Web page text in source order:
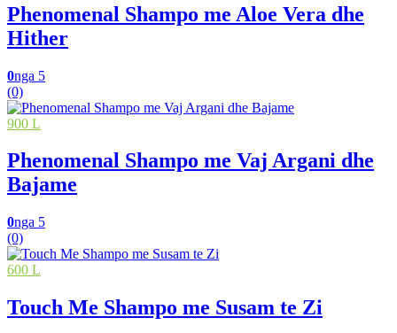
Phenomenal Shampo me Aloe Vera dhe
Hither
0nga 5
(0)
900 L
Phenomenal Shampo me Vaj Argani dhe
Bajame
0nga 5
(0)
600 L
Touch Me Shampo me Susam te Zi